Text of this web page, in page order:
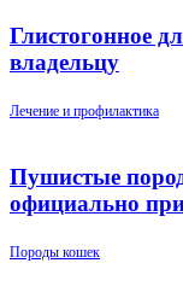
Глистогонное
владельцу
Лечение и профилактика
Пушистые
официально
Породы кошек